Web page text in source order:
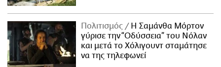
Πολιτισμός
Η Σαμάνθα Μόρτον
γύρισε την “Οδύσσεια” του Νόλαν
και μετά το Χόλιγουντ σταμάτησε
να της τηλεφωνεί